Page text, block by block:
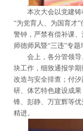
本次大会以党建铸
“为党育人、为国育才
警钟，严禁有偿补课
师德师风暨“三违”专
会上，各分管领导
块工作，细致通报学
改造与安全排查；付
研、体艺特色建设成
锋、彭静、万宜辉等
精进。